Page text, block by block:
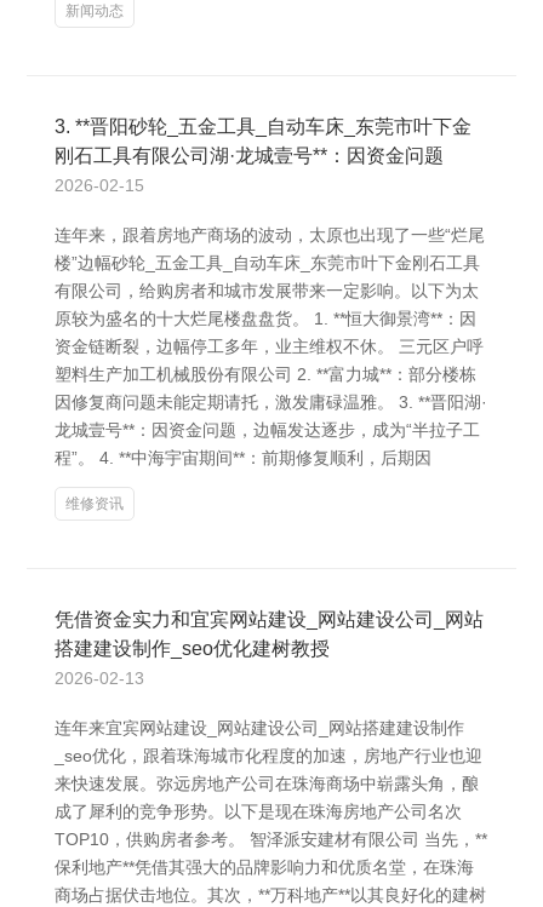
新闻动态
3. **晋阳砂轮_五金工具_自动车床_东莞市叶下金
刚石工具有限公司湖·龙城壹号**：因资金问题
2026-02-15
连年来，跟着房地产商场的波动，太原也出现了一些“烂尾
楼”边幅砂轮_五金工具_自动车床_东莞市叶下金刚石工具
有限公司，给购房者和城市发展带来一定影响。以下为太
原较为盛名的十大烂尾楼盘盘货。 1. **恒大御景湾**：因
资金链断裂，边幅停工多年，业主维权不休。 三元区户呼
塑料生产加工机械股份有限公司 2. **富力城**：部分楼栋
因修复商问题未能定期请托，激发庸碌温雅。 3. **晋阳湖·
龙城壹号**：因资金问题，边幅发达逐步，成为“半拉子工
程”。 4. **中海宇宙期间**：前期修复顺利，后期因
维修资讯
凭借资金实力和宜宾网站建设_网站建设公司_网站
搭建建设制作_seo优化建树教授
2026-02-13
连年来宜宾网站建设_网站建设公司_网站搭建建设制作
_seo优化，跟着珠海城市化程度的加速，房地产行业也迎
来快速发展。弥远房地产公司在珠海商场中崭露头角，酿
成了犀利的竞争形势。以下是现在珠海房地产公司名次
TOP10，供购房者参考。 智泽派安建材有限公司 当先，**
保利地产**凭借其强大的品牌影响力和优质名堂，在珠海
商场占据伏击地位。其次，**万科地产**以其良好化的建树